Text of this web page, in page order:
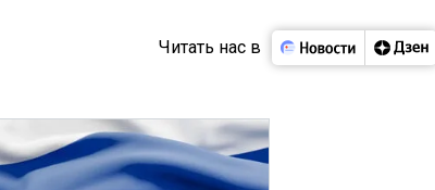
Читать нас в